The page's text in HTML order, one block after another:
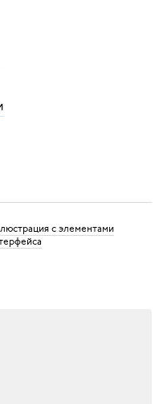
с элементами